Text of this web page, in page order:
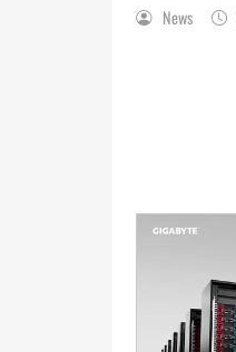
News